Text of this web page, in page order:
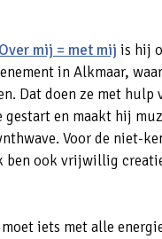
Over mij = met mij is hij
in Alkmaar,
Dat doen ze met hulp
en maakt hij
Voor de niet-
ben ook vrijwillig
iets met alle